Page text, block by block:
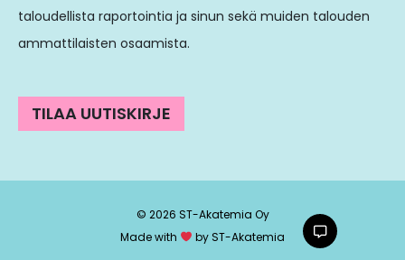
taloudellista raportointia ja sinun sekä muiden talouden
ammattilaisten osaamista.
TILAA UUTISKIRJE
© 2026 ST-Akatemia Oy
Made with
by ST-Akatemia